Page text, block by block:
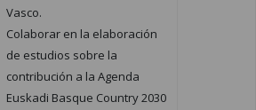
Vasco.
Colaborar en la elaboración
de estudios sobre la
contribución a la Agenda
Euskadi Basque Country 2030